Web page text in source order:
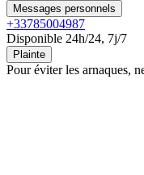
Messages personnels
+33785004987
Disponible 24h/24, 7j/7
Plainte
Pour éviter les arnaques,